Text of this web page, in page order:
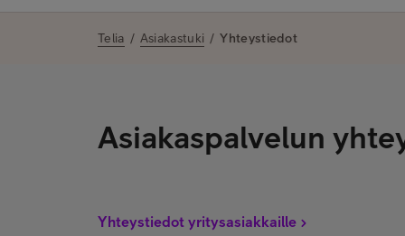
Telia / Asiakastuki / Yhteystiedot
Asiakaspalvelun
Yhteystiedot yritysasiakkaille